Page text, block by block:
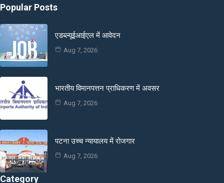
Popular Posts
एडब्ल्यूईआईएल में आवेदन
Aug 7, 2026
भारतीय विमानपत्तन प्राधिकरण में अवसर
Aug 7, 2026
पटना उच्च न्यायालय में रोजगार
Aug 7, 2026
Category